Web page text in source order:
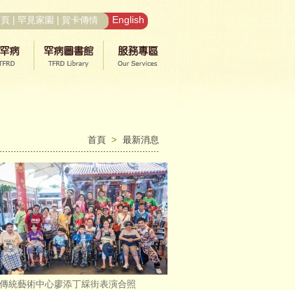
罕見家園 賀卡傳情 English
首頁 > 最新消息
傳統藝術中心廖添丁綵街表演合照